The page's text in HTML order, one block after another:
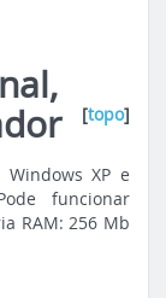
[topo]
XP e
funcionar
RAM: 256 Mb